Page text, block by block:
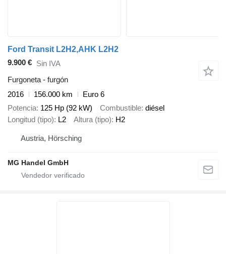
Ford Transit L2H2,AHK L2H2
9.900 € Sin IVA
Furgoneta - furgón
2016
156.000 km
Euro 6
Potencia 125 Hp (92 kW) Combustible diésel
Longitud (tipo) L2 Altura (tipo) H2
Austria, Hörsching
MG Handel GmbH